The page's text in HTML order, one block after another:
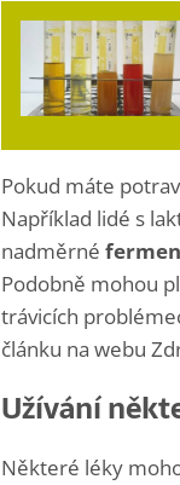
Pokud máte
Například lidé s
nadměrné
Podobně mohou
trávicích
článku na webu
Užívání
Některé léky